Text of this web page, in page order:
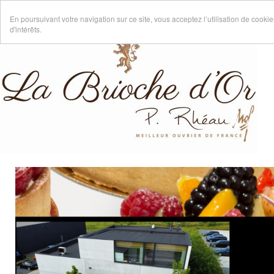
En poursuivant votre navigation sur ce site, vous acceptez l’utilisation de
d'intérêts.